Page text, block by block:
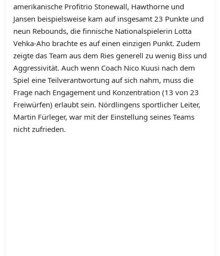
amerikanische Profitrio Stonewall, Hawthorne und
Jansen beispielsweise kam auf insgesamt 23 Punkte und
neun Rebounds, die finnische Nationalspielerin Lotta
Vehka-Aho brachte es auf einen einzigen Punkt. Zudem
zeigte das Team aus dem Ries generell zu wenig Biss und
Aggressivität. Auch wenn Coach Nico Kuusi nach dem
Spiel eine Teilverantwortung auf sich nahm, muss die
Frage nach Engagement und Konzentration (13 von 23
Freiwürfen) erlaubt sein. Nördlingens sportlicher Leiter,
Martin Fürleger, war mit der Einstellung seines Teams
nicht zufrieden.